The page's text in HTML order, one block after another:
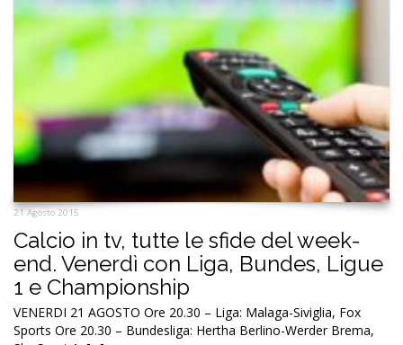
21 Agosto 2015
Calcio in tv, tutte le sfide del week-
end. Venerdì con Liga, Bundes, Ligue
1 e Championship
VENERDI 21 AGOSTO Ore 20.30 – Liga: Malaga-Siviglia, Fox
Sports Ore 20.30 – Bundesliga: Hertha Berlino-Werder Brema,